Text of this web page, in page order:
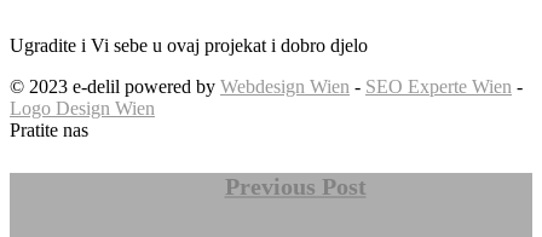
Ugradite i Vi sebe u ovaj projekat i dobro djelo
© 2023 e-delil powered by Webdesign Wien - SEO Experte Wien -
Logo Design Wien
Pratite nas
Previous Post